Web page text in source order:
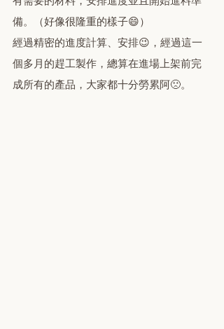
備。（好像很隆重的樣子😄）
經過精密的進度計算、安排😉，經過這一
個多月的趕工製作，總算在進場上架前完
成所有的產品，大家都十分勞累阿🙁。